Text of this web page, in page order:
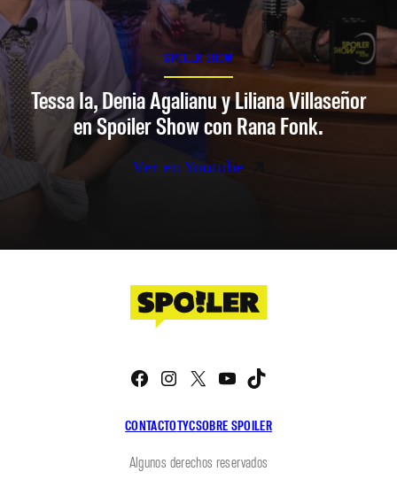
SPOILER SHOW
Tessa Ia, Denia Agalianu y Liliana Villaseñor
en Spoiler Show con Rana Fonk.
Ver en Youtube
CONTACTOTYCSOBRE SPOILER
Facebook
Instagram
X YouTube
Algunos derechos reservados